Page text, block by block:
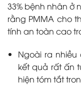
33% bệnh nhân ở
rằng PMMA cho
tính an toàn cao
Ngoài ra
kết quả rất ấn
hiện tóm tắt